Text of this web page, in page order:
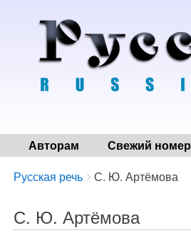
Авторам Свежий номер
Breadcrumbs
You
here:
Русская речь С. Ю. Артёмова
С. Ю. Артёмова